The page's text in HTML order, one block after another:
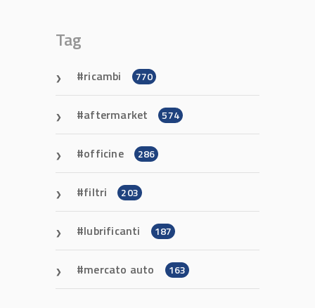
Tag
ricambi 770
aftermarket 574
officine 286
filtri 203
lubrificanti 187
mercato auto 163